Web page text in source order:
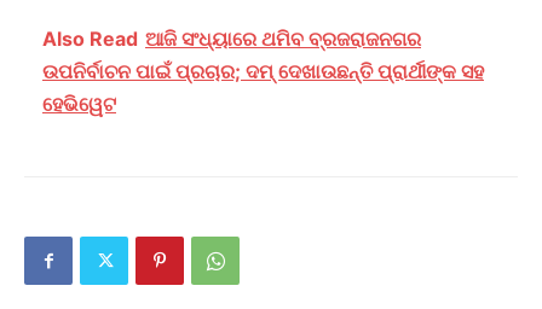
Also Read ଆଜି ସଂଧ୍ୟାରେ ଥମିବ ବ୍ରଜରାଜନଗର
ଉପନିର୍ବାଚନ ପାଇଁ ପ୍ରଚାର; ଦମ୍‌ ଦେଖାଉଛନ୍ତି ପ୍ରାର୍ଥୀଙ୍କ ସହ
ହେଭିୱେଟ